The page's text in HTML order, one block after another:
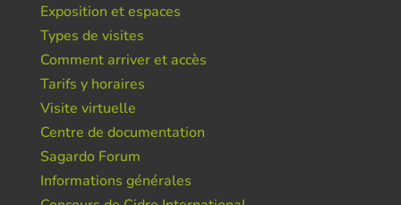
Exposition et espaces
Types de visites
Comment arriver et accès
Tarifs y horaires
Visite virtuelle
Centre de documentation
Sagardo Forum
Informations générales